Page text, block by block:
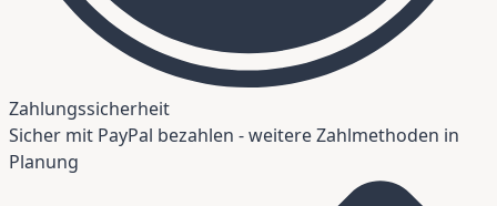
Zahlungssicherheit
Sicher mit PayPal bezahlen - weitere Zahlmethoden in
Planung